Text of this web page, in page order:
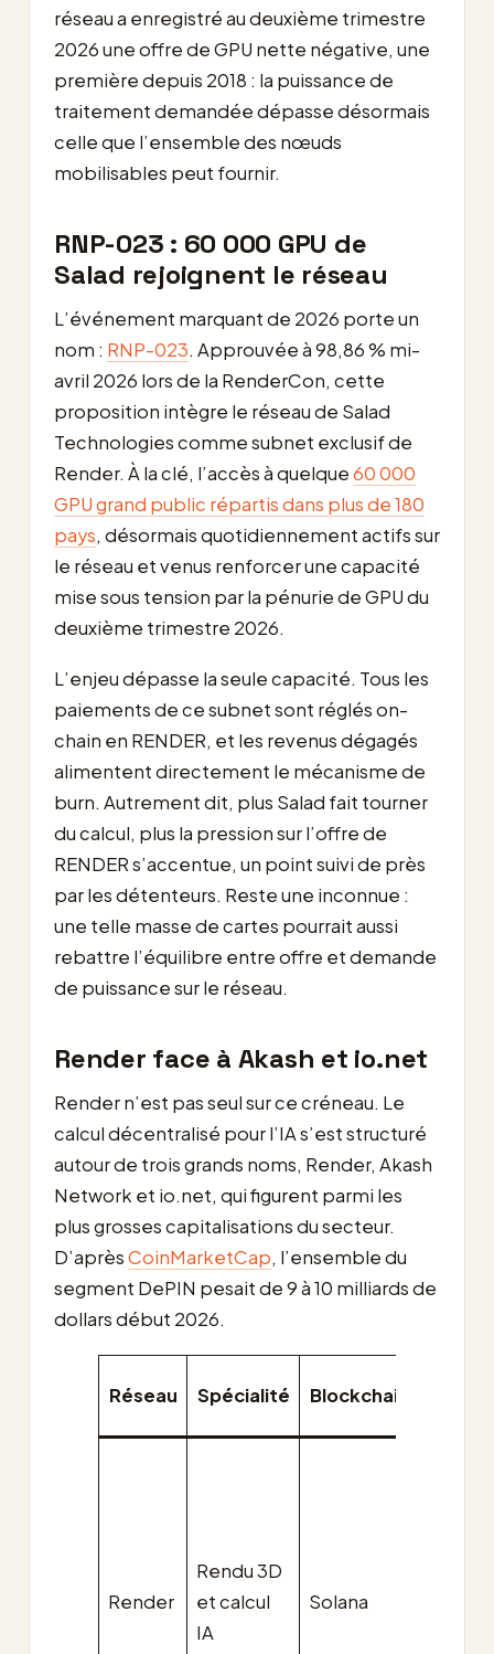
réseau a enregistré au deuxième trimestre
2026 une offre de GPU nette négative, une
première depuis 2018 : la puissance de
traitement demandée dépasse désormais
celle que l’ensemble des nœuds
mobilisables peut fournir.
RNP-023 : 60 000 GPU de
Salad rejoignent le réseau
L’événement marquant de 2026 porte un
nom : RNP-023. Approuvée à 98,86 % mi-
avril 2026 lors de la RenderCon, cette
proposition intègre le réseau de Salad
Technologies comme subnet exclusif de
Render. À la clé, l’accès à quelque60 000
GPU grand public répartis dans plus de 180
pays, désormais quotidiennement actifs sur
le réseau et venus renforcer une capacité
mise sous tension par la pénurie de GPU du
deuxième trimestre 2026.
L’enjeu dépasse la seule capacité. Tous les
paiements de ce subnet sont réglés on-
chain en RENDER, et les revenus dégagés
alimentent directement le mécanisme de
burn. Autrement dit, plus Salad fait tourner
du calcul, plus la pression sur l’offre de
RENDER s’accentue, un point suivi de près
par les détenteurs. Reste une inconnue :
une telle masse de cartes pourrait aussi
rebattre l’équilibre entre offre et demande
de puissance sur le réseau.
Render face à Akash et io.net
Render n’est pas seul sur ce créneau. Le
calcul décentralisé pour l’IA s’est structuré
autour de trois grands noms, Render, Akash
Network et io.net, qui figurent parmi les
plus grosses capitalisations du secteur.
D’aprèsCoinMarketCap, l’ensemble du
segment DePIN pesait de 9 à 10 milliards de
dollars début 2026.
Réseau Spécialité Blockchain
Render
Rendu 3D
et calcul
IA
Solana